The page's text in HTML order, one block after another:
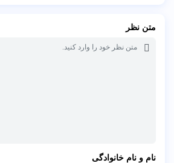
متن نظر
نام و نام خانوادگی